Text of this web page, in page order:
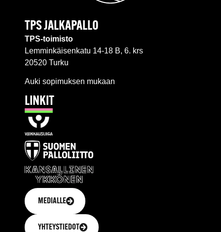
TPS JALKAPALLO
TPS-toimisto
Lemminkäisenkatu 14-18 B, 6. krs
20520 Turku
Auki sopimuksen mukaan
LINKIT
MEDIALLE
YHTEYSTIEDOT